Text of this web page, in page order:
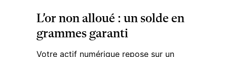
L’or non alloué : un solde en
grammes garanti
Votre actif numérique repose sur un